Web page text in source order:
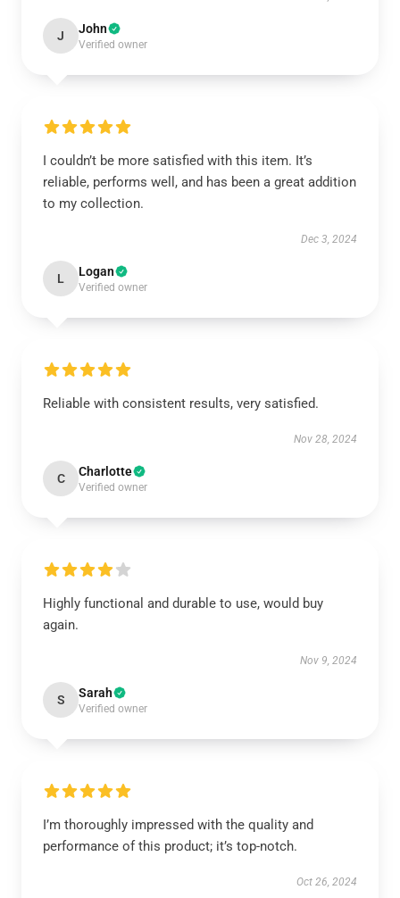
J John
Verified owner
I couldn’t be more satisfied with this item. It’s
reliable, performs well, and has been a great addition
to my collection.
Dec 3, 2024
L Logan
Verified owner
Reliable with consistent results, very satisfied.
Nov 28, 2024
C Charlotte
Verified owner
Highly functional and durable to use, would buy
again.
Nov 9, 2024
S Sarah
Verified owner
I’m thoroughly impressed with the quality and
performance of this product; it’s top-notch.
Oct 26, 2024